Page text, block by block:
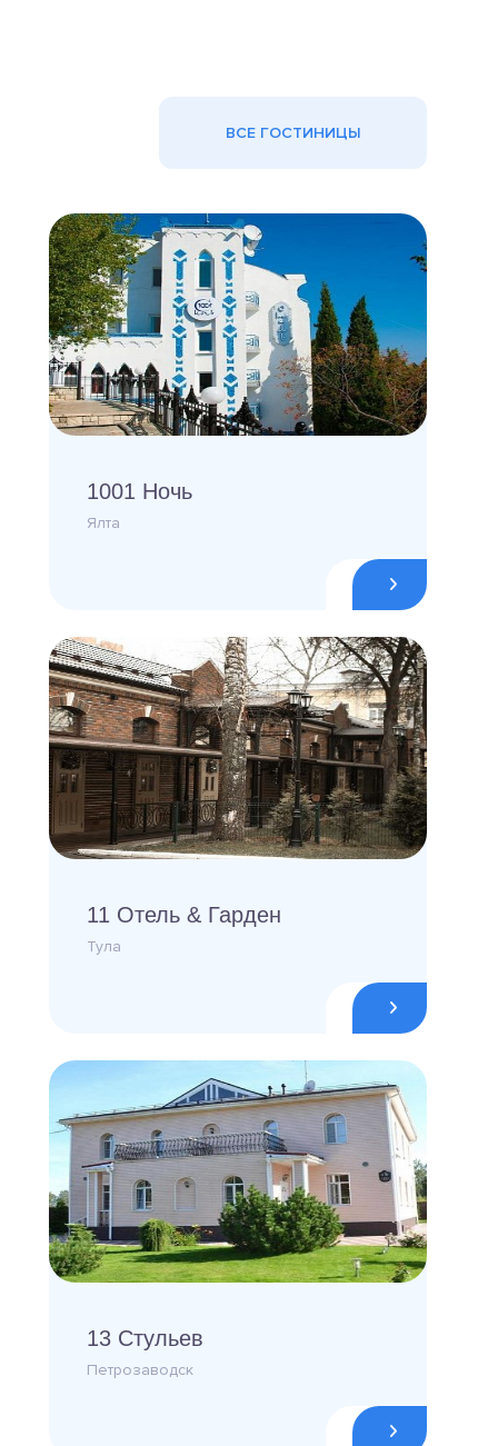
ВСЕ ГОСТИНИЦЫ
1001 Ночь
Ялта
11 Отель & Гарден
Тула
13 Стульев
Петрозаводск